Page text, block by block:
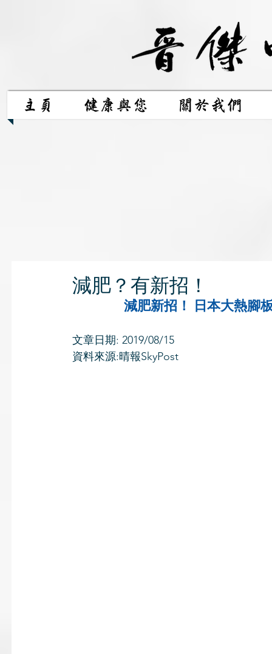
主頁 健康與您 關於我們
減肥？有新招！
減肥新招！ 日本大熱腳
文章日期: 2019/08/15
資料來源:晴報SkyPost